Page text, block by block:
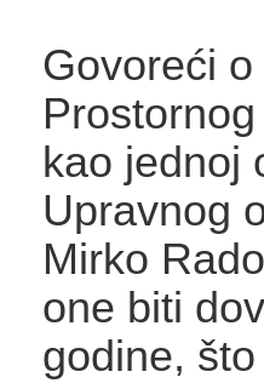
Govoreći
kao jednoj
Upravnog
Mirko
one biti
godine,